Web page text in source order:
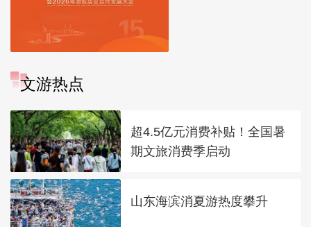
文游热点
超4.5亿元消费补贴！全国暑
期文旅消费季启动
山东海滨消夏游热度攀升